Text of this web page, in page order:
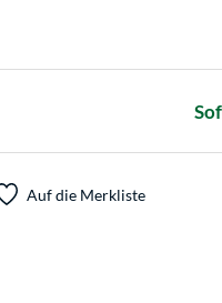
Auf die Merkliste